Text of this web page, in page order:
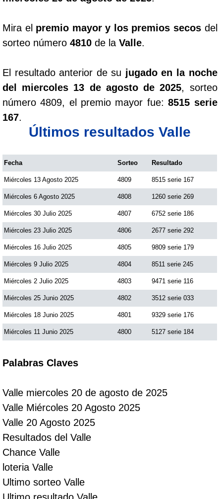
Mira el premio mayor y los premios secosdel
sorteo número 4810 de la Valle.
El resultado anterior de su jugado en la noche
del miercoles 13 de agosto de 2025, sorteo
número 4809, el premio mayor fue:8515 serie
167.
Últimos resultados Valle
Fecha Sorteo Resultado
Miércoles 13 Agosto 2025 4809 8515 serie 167
Miércoles 6 Agosto 2025 4808 1260 serie 269
Miércoles 30 Julio 2025 4807 6752 serie 186
Miércoles 23 Julio 2025 4806 2677 serie 292
Miércoles 16 Julio 2025 4805 9809 serie 179
Miércoles 9 Julio 2025 4804 8511 serie 245
Miércoles 2 Julio 2025 4803 9471 serie 116
Miércoles 25 Junio 2025 4802 3512 serie 033
Miércoles 18 Junio 2025 4801 9329 serie 176
Miércoles 11 Junio 2025 4800 5127 serie 184
Palabras Claves
Valle miercoles 20 de agosto de 2025
Valle Miércoles 20 Agosto 2025
Valle 20 Agosto 2025
Resultados del Valle
Chance Valle
loteria Valle
Ultimo sorteo Valle